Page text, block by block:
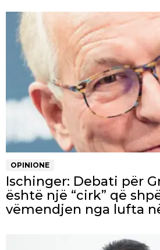
OPINIONE
Ischinger: Debati për
është një “cirk” që
vëmendjen nga lufta